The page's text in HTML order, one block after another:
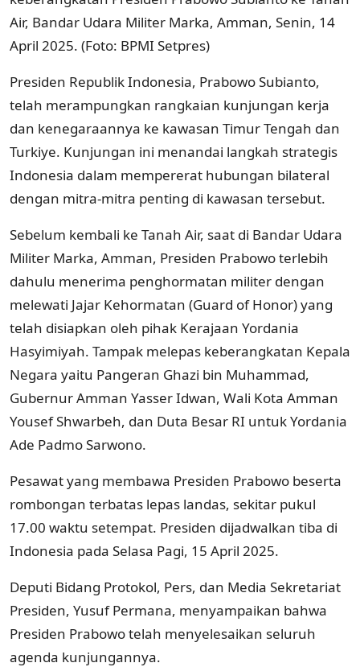
Air, Bandar Udara Militer Marka, Amman, Senin, 14
April 2025. (Foto: BPMI Setpres)
Presiden Republik Indonesia, Prabowo Subianto,
telah merampungkan rangkaian kunjungan kerja
dan kenegaraannya ke kawasan Timur Tengah dan
Turkiye. Kunjungan ini menandai langkah strategis
Indonesia dalam mempererat hubungan bilateral
dengan mitra-mitra penting di kawasan tersebut.
Sebelum kembali ke Tanah Air, saat di Bandar Udara
Militer Marka, Amman, Presiden Prabowo terlebih
dahulu menerima penghormatan militer dengan
melewati Jajar Kehormatan (Guard of Honor) yang
telah disiapkan oleh pihak Kerajaan Yordania
Hasyimiyah. Tampak melepas keberangkatan Kepala
Negara yaitu Pangeran Ghazi bin Muhammad,
Gubernur Amman Yasser Idwan, Wali Kota Amman
Yousef Shwarbeh, dan Duta Besar RI untuk Yordania
Ade Padmo Sarwono.
Pesawat yang membawa Presiden Prabowo beserta
rombongan terbatas lepas landas, sekitar pukul
17.00 waktu setempat. Presiden dijadwalkan tiba di
Indonesia pada Selasa Pagi, 15 April 2025.
Deputi Bidang Protokol, Pers, dan Media Sekretariat
Presiden, Yusuf Permana, menyampaikan bahwa
Presiden Prabowo telah menyelesaikan seluruh
agenda kunjungannya.